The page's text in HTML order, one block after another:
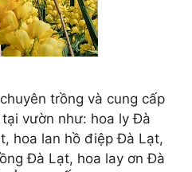
trồng và cung cấp
vườn như: hoa ly Đà
hoa lan hồ điệp Đà Lạt,
Đà Lạt, hoa lay ơn Đà